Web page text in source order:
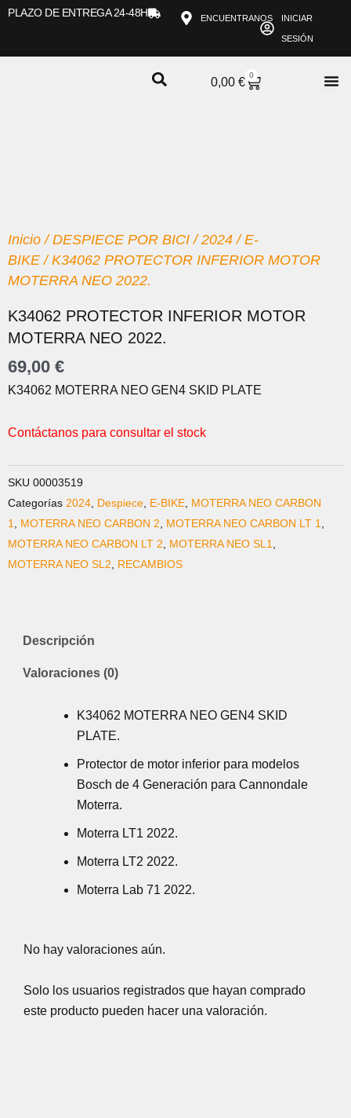
PLAZO DE ENTREGA 24-48H ENCUENTRANOS INICIAR
SESIÓN
0,00€
0
CARRITO
Inicio /DESPIECE POR BICI /2024 /E-
BIKE / K34062 PROTECTOR INFERIOR MOTOR
MOTERRA NEO 2022.
K34062 PROTECTOR INFERIOR MOTOR
MOTERRA NEO 2022.
69,00 €
K34062 MOTERRA NEO GEN4 SKID PLATE
Contáctanos para consultar el stock
SKU 00003519
Categorías 2024 Despiece E-BIKE MOTERRA NEO CARBON
1
MOTERRA NEO CARBON 2 MOTERRA NEO CARBON LT 1
MOTERRA NEO CARBON LT 2
MOTERRA NEO SL1
MOTERRA NEO SL2
RECAMBIOS
Descripción
Valoraciones (0)
K34062 MOTERRA NEO GEN4 SKID
PLATE.
Protector de motor inferior para modelos
Bosch de 4 Generación para Cannondale
Moterra.
Moterra LT1 2022.
Moterra LT2 2022.
Moterra Lab 71 2022.
No hay valoraciones aún.
Solo los usuarios registrados que hayan comprado
este producto pueden hacer una valoración.